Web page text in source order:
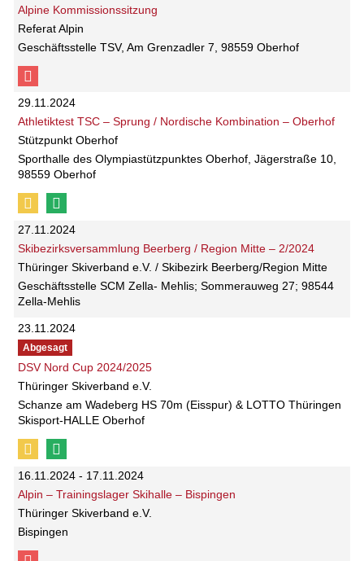
Alpine Kommissionssitzung
Referat Alpin
Geschäftsstelle TSV, Am Grenzadler 7, 98559 Oberhof
29.11.2024
Athletiktest TSC – Sprung / Nordische Kombination – Oberhof
Stützpunkt Oberhof
Sporthalle des Olympiastützpunktes Oberhof, Jägerstraße 10,
98559 Oberhof
27.11.2024
Skibezirksversammlung Beerberg / Region Mitte – 2/2024
Thüringer Skiverband e.V. / Skibezirk Beerberg/Region Mitte
Geschäftsstelle SCM Zella- Mehlis; Sommerauweg 27; 98544
Zella-Mehlis
23.11.2024
Abgesagt
DSV Nord Cup 2024/2025
Thüringer Skiverband e.V.
Schanze am Wadeberg HS 70m (Eisspur) & LOTTO Thüringen
Skisport-HALLE Oberhof
16.11.2024 - 17.11.2024
Alpin – Trainingslager Skihalle – Bispingen
Thüringer Skiverband e.V.
Bispingen